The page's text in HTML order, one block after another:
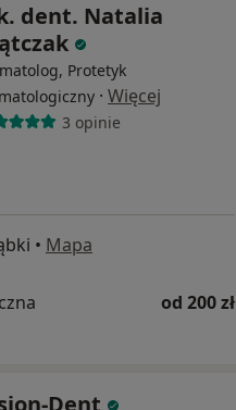
dent. Natalia
Protetyk
· Więcej
3 opinie
• Mapa
od 200 zł
Dent